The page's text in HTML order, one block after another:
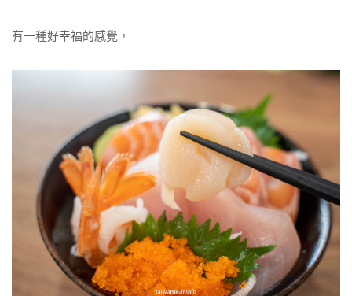
有一種好幸福的感覺，